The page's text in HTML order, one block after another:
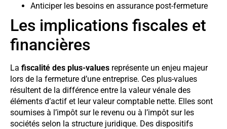
Anticiper les besoins en assurance post-fermeture
Les implications fiscales et
financières
La fiscalité des plus-values représente un enjeu majeur
lors de la fermeture d’une entreprise. Ces plus-values
résultent de la différence entre la valeur vénale des
éléments d’actif et leur valeur comptable nette. Elles sont
soumises à l’impôt sur le revenu ou à l’impôt sur les
sociétés selon la structure juridique. Des dispositifs